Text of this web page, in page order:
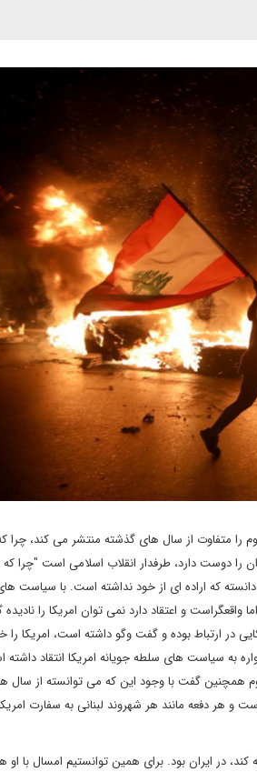
را متفاوت از سال های گذشته منتشر می کند، چرا
را دوست دارد، طرفدار انقلاب اسلامی است "چرا
که اراده ای از خود نداشته است. با سیاست
و اعتقاد دارد نمی توان امریکا را
در ارتباط بوده و گفت وگو داشته است، امریکا
به سیاست های سلطه جویانه امریکا انتقاد
همچنین گفت با وجود این که می توانسته از سال
و هر دفعه مانند هر شهروند لبنانی به سفارت
در ایران بود. برای همین توانستیم امسال با او